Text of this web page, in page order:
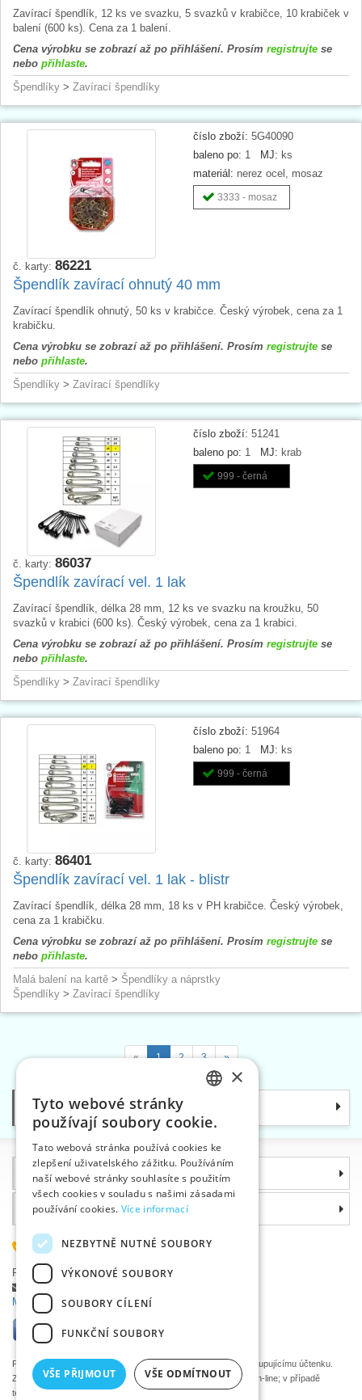
Zavírací špendlík, 12 ks ve svazku, 5 svazků v krabičce, 10 krabiček v
balení (600 ks). Cena za 1 balení.
Cena výrobku se zobrazí až po přihlášení. Prosím registrujte se
nebo přihlaste.
Špendlíky > Zavírací špendlíky
číslo zboží: 5G40090
baleno po: 1 MJ: ks
materiál: nerez ocel, mosaz
3333 - mosaz
č. karty: 86221
Špendlík zavírací ohnutý 40 mm
Zavírací špendlík ohnutý, 50 ks v krabičce. Český výrobek, cena za 1
krabičku.
Cena výrobku se zobrazí až po přihlášení. Prosím registrujte se
nebo přihlaste.
Špendlíky > Zavírací špendlíky
číslo zboží: 51241
baleno po: 1 MJ: krab
999 - černá
č. karty: 86037
Špendlík zavírací vel. 1 lak
Zavírací špendlík, délka 28 mm, 12 ks ve svazku na kroužku, 50
svazků v krabici (600 ks). Český výrobek, cena za 1 krabici.
Cena výrobku se zobrazí až po přihlášení. Prosím registrujte se
nebo přihlaste.
Špendlíky > Zavírací špendlíky
číslo zboží: 51964
baleno po: 1 MJ: ks
999 - černá
č. karty: 86401
Špendlík zavírací vel. 1 lak - blistr
Zavírací špendlík, délka 28 mm, 18 ks v PH krabičce. Český výrobek,
cena za 1 krabičku.
Cena výrobku se zobrazí až po přihlášení. Prosím registrujte se
nebo přihlaste.
Malá balení na kartě > Špendlíky a náprstky
Špendlíky > Zavírací špendlíky
« 1 2 3 »
Kategorie
Informace
Proč si zvolit právě nás
585 051 217
Plzeňská 868, 783 91 Uničov, Česká republika
Položit dotaz
Máte problémy s přihlášením ?
Podle zákona o evidenci tržeb je prodávající povinen vystavit kupujícímu účtenku.
Zároveň je povinen zaevidovat přijatou tržbu u správce daně on-line; v případě
technického výpadku pak nejpozději do 48 hodin.
ENGLISH
GERMAN
×
Tyto webové stránky
používají soubory cookie.
Tato webová stránka používá cookies ke
zlepšení uživatelského zážitku. Používáním
naší webové stránky souhlasíte s použitím
všech cookies v souladu s našimi zásadami
používání cookies. Více informací
NEZBYTNĚ NUTNÉ SOUBORY
VÝKONOVÉ SOUBORY
SOUBORY CÍLENÍ
FUNKČNÍ SOUBORY
VŠE PŘIJMOUT VŠE ODMÍTNOUT